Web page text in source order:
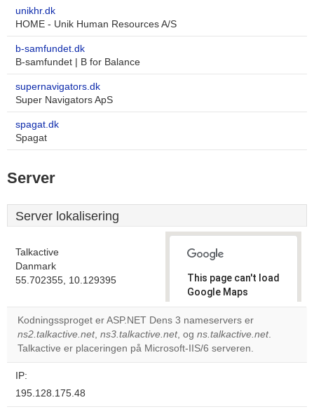
unikhr.dk
HOME - Unik Human Resources A/S
b-samfundet.dk
B-samfundet | B for Balance
supernavigators.dk
Super Navigators ApS
spagat.dk
Spagat
Server
Server lokalisering
Talkactive
Danmark
55.702355, 10.129395
This page can't load
Google Maps
correctly.
Do you
own this
Kodningssproget er ASP.NET Dens 3 nameservers er
ns2.talkactive.net, ns3.talkactive.net, og ns.talkactive.net.
Talkactive er placeringen på Microsoft-IIS/6 serveren.
IP:
195.128.175.48